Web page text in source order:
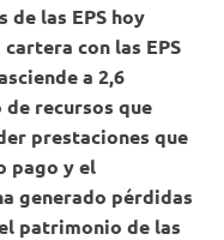
de las EPS hoy
con las EPS
a 2,6
recursos que
prestaciones que
pago y el
generado pérdidas
patrimonio de las